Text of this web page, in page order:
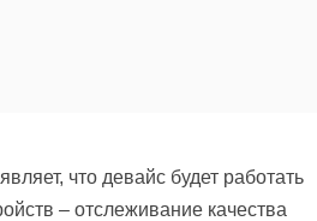
что девайс будет работать
– отслеживание качества